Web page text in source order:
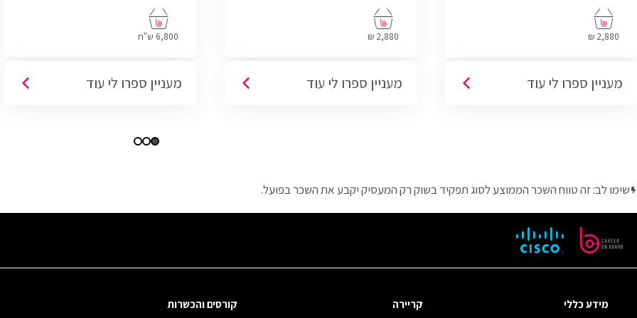
שתוכל להתחיל לעבוד במשרות בתחום ה-
IT, Helpdesk, System, Network ו-Cyber.
2,880 ₪
מעניין ספרו לי עוד
2,880 ₪
מעניין ספרו לי עוד
6,800 ש"ח
מעניין ספרו לי עוד
שימו לב: זה טווח השכר הממוצע לסוג תפקיד בשוק רק המעסיק יקבע את השכר בפועל.
מידע כללי קריירה קורסים והכשרות